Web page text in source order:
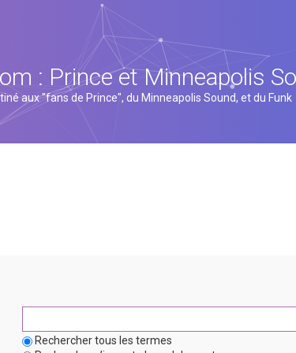
: Prince et Minneapolis
aux "fans de Prince", du Minneapolis Sound, et du Funk
Rechercher tous les termes